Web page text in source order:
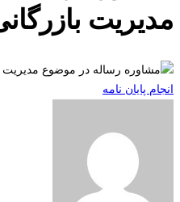
بازرگانی
پایان نامه